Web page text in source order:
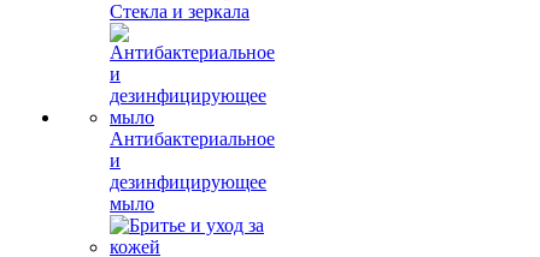
Стекла и зеркала
Антибактериальное
и
дезинфицирующее
мыло